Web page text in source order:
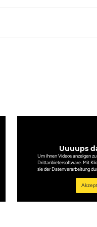
Uuuups
Um ihnen Videos anzeigen
Drittanbietersoftware. Mit
sie der Datenverarbeitung